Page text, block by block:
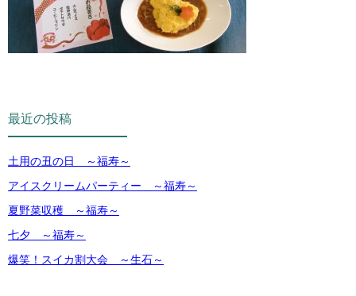
最近の投稿
土用の丑の日 ～福寿～
アイスクリームパーティー ～福寿～
夏野菜収穫 ～福寿～
七夕 ～福寿～
爆笑！スイカ割大会 ～生石～